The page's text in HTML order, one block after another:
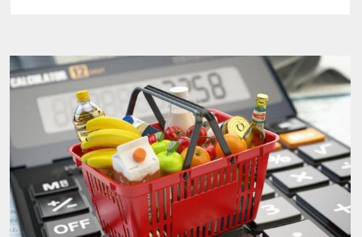
регионам
отключили
только
электричество,
но
и
воду